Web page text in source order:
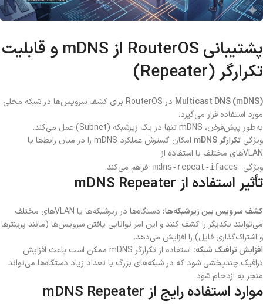
پشتیبانی RouterOS از mDNS و قابلیت
تکرارگر (Repeater)
Multicast DNS (mDNS)
در RouterOS برای کشف سرویس‌ها در شبکه محلی
مورد استفاده قرار می‌گیرد.
به‌طور پیش‌فرض، mDNS تنها در یک زیرشبکه (Subnet) عمل می‌کند.
ویژگی تکرارگر mDNS
امکان گسترش عملکرد mDNS را در میان رابط‌ها یا
VLANهای مختلف با استفاده از
ویژگی
mdns-repeat-ifaces فراهم می‌کند.
تأثیر استفاده از mDNS Repeater
کشف سرویس بین زیرشبکه‌ها:
دستگاه‌ها در زیرشبکه‌ها یا VLANهای مختلف
می‌توانند یکدیگر را کشف کنند و این امر توانایی یافتن سرویس‌ها (مانند پرینترها
و اشتراک‌گذاری فایل) را افزایش می‌دهد.
افزایش ترافیک شبکه:
استفاده از تکرارگر mDNS ممکن است باعث افزایش
ترافیک چندپخشی شود که در شبکه‌های بزرگ با تعداد زیاد دستگاه‌ها می‌تواند
منجر به ازدحام شود.
موارد استفاده رایج از mDNS Repeater